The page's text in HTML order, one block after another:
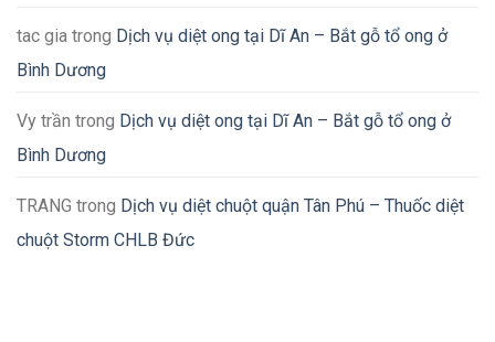
tac gia trong Dịch vụ diệt ong tại Dĩ An – Bắt gỗ tổ ong ở
Bình Dương
Vy trần trong Dịch vụ diệt ong tại Dĩ An – Bắt gỗ tổ ong ở
Bình Dương
TRANG trong Dịch vụ diệt chuột quận Tân Phú – Thuốc diệt
chuột Storm CHLB Đức